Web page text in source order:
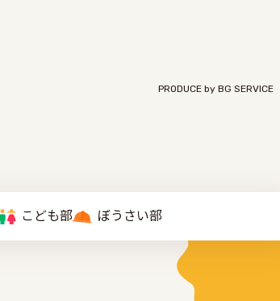
PRODUCE by ︎BG SERVICE
こども部 ぼうさい部